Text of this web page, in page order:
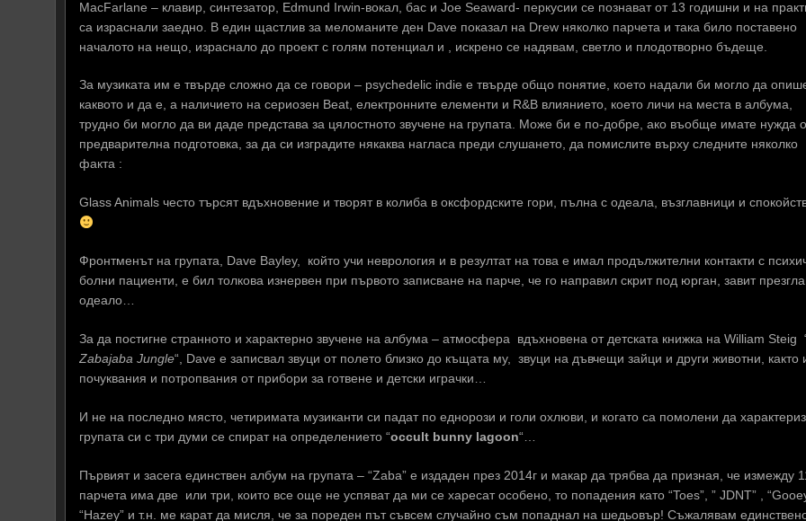
MacFarlane – клавир, синтезатор, Edmund Irwin-вокал, бас и Joe Seaward- перкусии се познават от 13 годишни и на
са израснали заедно. В един щастлив за меломаните ден Dave показал на Drew няколко парчета и така било поставено
началото на нещо, израснало до проект с голям потенциал и , искрено се надявам, светло и плодотворно бъдеще.
За музиката им е твърде сложно да се говори – psychedelic indie е твърде общо понятие, което надали би могло да
каквото и да е, а наличието на сериозен Beat, електронните елементи и R&B влиянието, което личи на места в албума,
трудно би могло да ви даде представа за цялостното звучене на групата. Може би е по-добре, ако въобще имате нужда
предварителна подготовка, за да си изградите някаква нагласа преди слушането, да помислите върху следните няколко
факта :
Glass Animals често търсят вдъхновение и творят в колиба в оксфордските гори, пълна с одеала, възглавници и
Фронтменът на групата, Dave Bayley, който учи неврология и в резултат на това е имал продължителни контакти с
болни пациенти, е бил толкова изнервен при първото записване на парче, че го направил скрит под юрган, завит
одеало…
За да постигне странното и характерно звучене на албума – атмосфера вдъхновена от детската книжка на William Steig
Zabajaba Jungle“, Dave е записвал звуци от полето близко до къщата му, звуци на дъвчещи зайци и други животни, както
почуквания и потропвания от прибори за готвене и детски играчки…
И не на последно място, четиримата музиканти си падат по еднорози и голи охлюви, и когато са помолени да
групата си с три думи се спират на определението “occult bunny lagoon“…
Първият и засега единствен албум на групата – “Zaba” е издаден през 2014г и макар да трябва да призная, че измежду
парчета има две или три, които все още не успяват да ми се харесат особено, то попадения като “Toes”, ” JDNT” ,
“Hazey” и т.н. ме карат да мисля, че за пореден път съвсем случайно съм попаднал на шедьовър! Съжалявам